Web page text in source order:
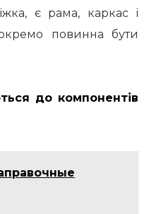
є рама, каркас і
повинна бути
до компонентів